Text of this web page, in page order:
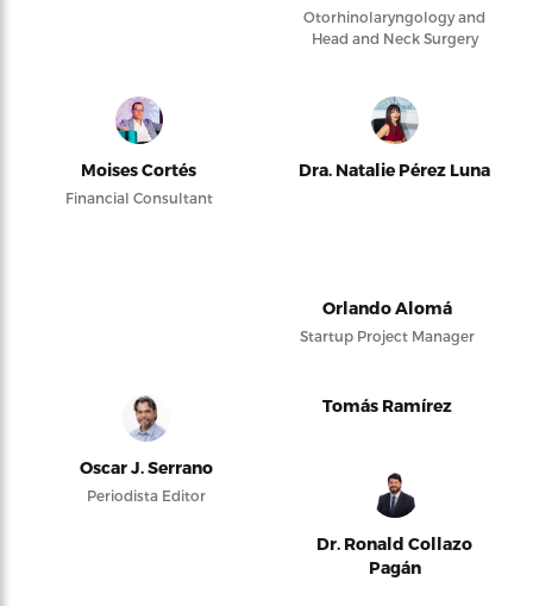
Otorhinolaryngology and
Head and Neck Surgery
Moises Cortés
Financial Consultant
Dra. Natalie Pérez Luna
Orlando Alomá
Startup Project Manager
Oscar J. Serrano
Periodista Editor
Tomás Ramírez
Dr. Ronald Collazo
Pagán